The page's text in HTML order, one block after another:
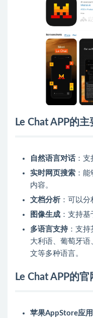
Le Chat APP的
自然语言对话 ：
实时网页搜索 ：
内容。
文档分析 ：可以
图像生成 ：支持
多语言支持：支持
大利语、葡萄牙语
文等多种语言。
Le Chat APP的
苹果AppStore应